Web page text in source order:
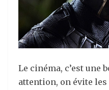
Le cinéma, c’est une
attention, on évite